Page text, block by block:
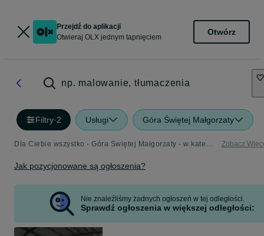
Przejdź do aplikacji
Otwieraj OLX jednym tapnięciem
Otwórz
np. malowanie, tłumaczenia
Filtry·2 Usługi Góra Świętej Małgorzaty
Dla Ciebie wszystko - Góra Świętej Małgorzaty - w kategorii Usługi Zobacz
Jak pozycjonowane są ogłoszenia?
Nie znaleźliśmy żadnych ogłoszeń w tej odległości.
Sprawdź ogłoszenia w większej odległości: